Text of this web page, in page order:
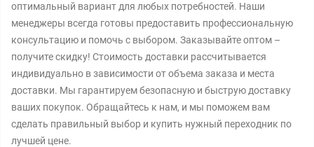
оптимальный вариант для любых потребностей. Наши
менеджеры всегда готовы предоставить профессиональную
консультацию и помочь с выбором. Заказывайте оптом –
получите скидку! Стоимость доставки рассчитывается
индивидуально в зависимости от объема заказа и места
доставки. Мы гарантируем безопасную и быструю доставку
ваших покупок. Обращайтесь к нам, и мы поможем вам
сделать правильный выбор и купить нужный переходник по
лучшей цене.